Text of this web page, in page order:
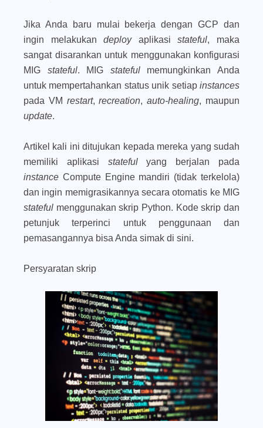
Jika Anda baru mulai bekerja dengan GCP dan
ingin melakukandeployaplikasistateful, maka
sangat disarankan untuk menggunakan konfigurasi
MIG stateful. MIG stateful memungkinkan Anda
untuk mempertahankan status unik setiap instances
pada VM restart,recreation,auto-healing, maupun
update.
Artikel kali ini ditujukan kepada mereka yang sudah
memiliki aplikasi statefulyang berjalan pada
instance Compute Engine mandiri (tidak terkelola)
dan ingin memigrasikannya secara otomatis ke MIG
stateful menggunakan skrip Python. Kode skrip dan
petunjuk terperinci untuk penggunaan dan
pemasangannya bisa Anda simak di sini.
Persyaratan skrip